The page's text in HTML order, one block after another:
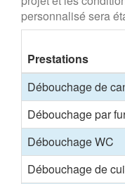
personnalisé sera
Prestations
Débouchage de
Débouchage par
Débouchage WC
Débouchage de